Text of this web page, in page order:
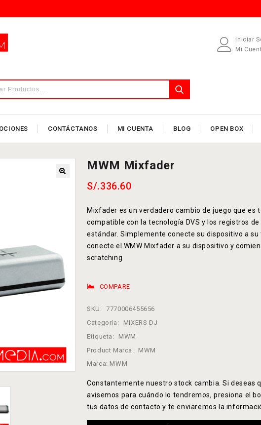
Iniciar
Mi
CONTÁCTANOS MI CUENTA BLOG OPEN BOX
MWM Mixfader
S/.336.60
Mixfader es un verdadero cambio de juego que es
compatible con la tecnología DVS y los registros de
estándar. Simplemente conecte su dispositivo a su
conecte el WMW Mixfader a su dispositivo y
scratching
COMPARE
SKU:
7770006455656
Categoría:
MIXERS DJ
Etiqueta:
MWM
Product Marca:
MWM
Marca: MWM
Constantemente nuestro stock cambia. Si deseas
avisemos para cuándo lo tendremos, presiona el
tus datos de contacto y te enviaremos la